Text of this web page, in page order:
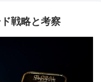
戦略と考察